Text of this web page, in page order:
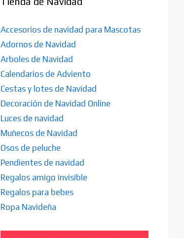
Accesorios de navidad para Mascotas
Adornos de Navidad
Arboles de Navidad
Calendarios de Adviento
Cestas y lotes de Navidad
Decoración de Navidad Online
Luces de navidad
Muñecos de Navidad
Osos de peluche
Pendientes de navidad
Regalos amigo invisible
Regalos para bebes
Ropa Navideña